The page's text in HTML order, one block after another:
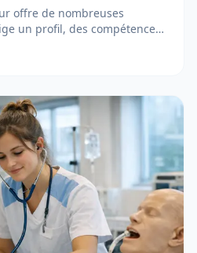
offre de nombreuses
un profil, des compétences
du métier et vérifier s’il